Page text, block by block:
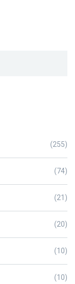
(255)
(74)
(21)
(20)
(10)
(10)